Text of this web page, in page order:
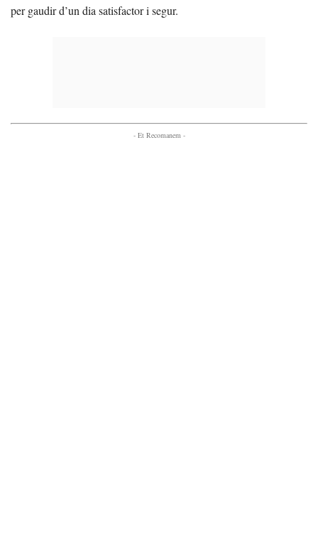
per gaudir d’un dia satisfactor i segur.
- Et Recomanem -